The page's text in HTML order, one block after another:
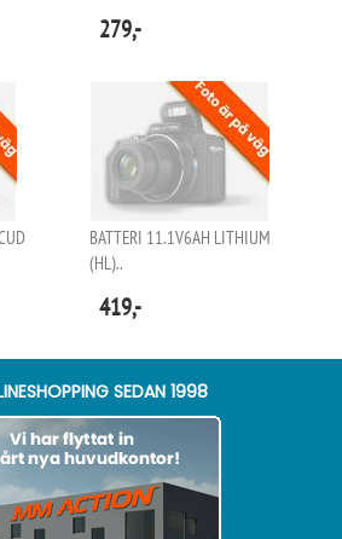
279,-
BATTERI 11.1V6AH LITHIUM
(HL)..
419,-
SEDAN 1998